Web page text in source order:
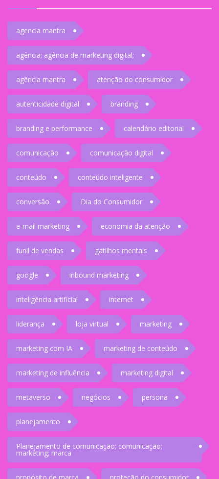
agencia mantra
agência; agência de marketing digital;
agência mantra atenção do consumidor
autenticidade digital branding
branding e performance calendário editorial
comunicação comunicação digital
conteúdo conteúdo inteligente
conversão Dia do Consumidor
e-mail marketing economia da atenção
funil de vendas gatilhos mentais
google inbound marketing
inteligência artificial internet
liderança loja virtual marketing
marketing com IA marketing de conteúdo
marketing de influência marketing digital
metaverso negócios persona
planejamento
Planejamento de comunicação; comunicação;
marketing; marca
propósito de marca proteção do consumidor